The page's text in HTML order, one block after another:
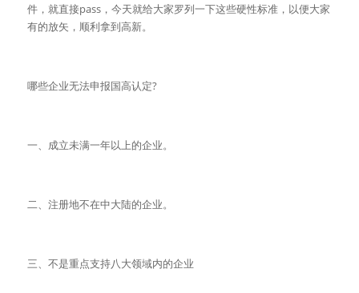
件，就直接pass，今天就给大家罗列一下这些硬性标准，以便大家
有的放矢，顺利拿到高新。
哪些企业无法申报国高认定?
一、成立未满一年以上的企业。
二、注册地不在中大陆的企业。
三、不是重点支持八大领域内的企业